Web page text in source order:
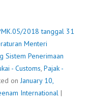
2018 tanggal 31
Menteri
Sistem Penerimaan
- Customs, Pajak -
onJanuary 10,
International |